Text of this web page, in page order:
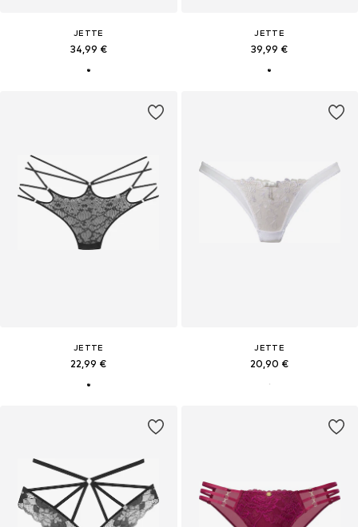
JETTE
34,99 €
JETTE
39,99 €
JETTE
22,99 €
JETTE
20,90 €